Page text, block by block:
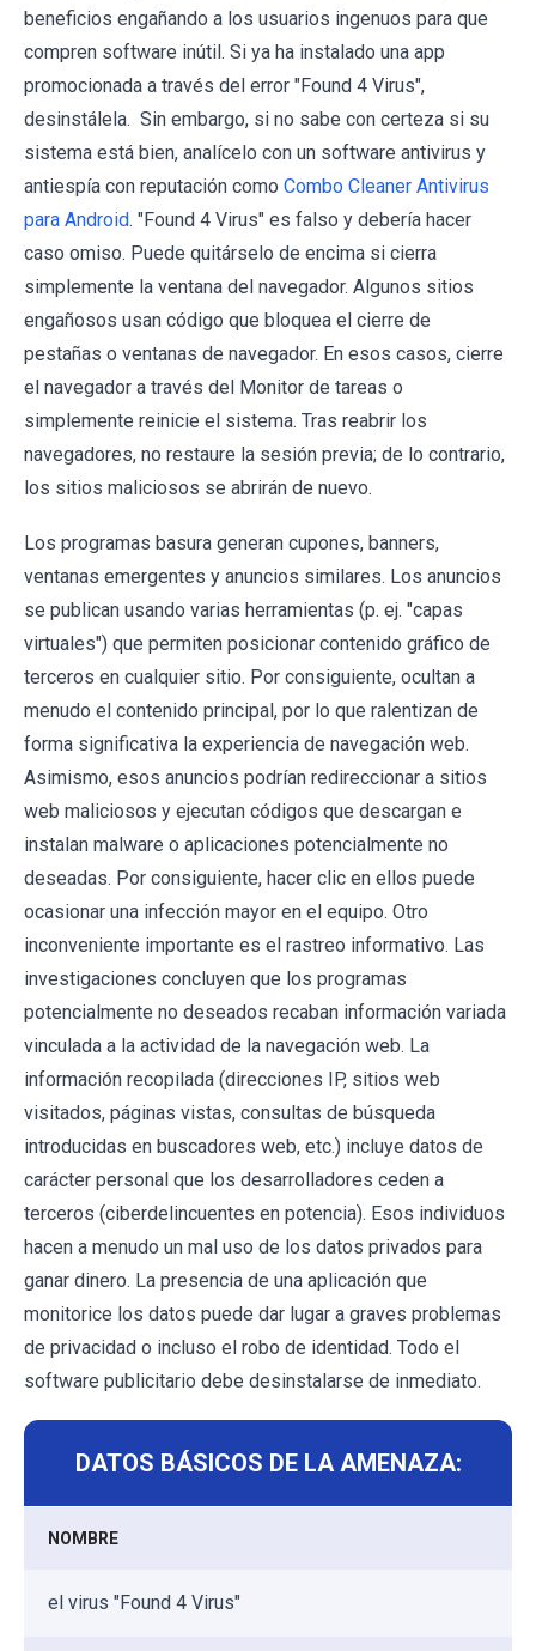
beneficios engañando a los usuarios ingenuos para que
compren software inútil. Si ya ha instalado una app
promocionada a través del error "Found 4 Virus",
desinstálela. Sin embargo, si no sabe con certeza si su
sistema está bien, analícelo con un software antivirus y
antiespía con reputación como Combo Cleaner Antivirus
para Android. "Found 4 Virus" es falso y debería hacer
caso omiso. Puede quitárselo de encima si cierra
simplemente la ventana del navegador. Algunos sitios
engañosos usan código que bloquea el cierre de
pestañas o ventanas de navegador. En esos casos, cierre
el navegador a través del Monitor de tareas o
simplemente reinicie el sistema. Tras reabrir los
navegadores, no restaure la sesión previa; de lo contrario,
los sitios maliciosos se abrirán de nuevo.
Los programas basura generan cupones, banners,
ventanas emergentes y anuncios similares. Los anuncios
se publican usando varias herramientas (p. ej. "capas
virtuales") que permiten posicionar contenido gráfico de
terceros en cualquier sitio. Por consiguiente, ocultan a
menudo el contenido principal, por lo que ralentizan de
forma significativa la experiencia de navegación web.
Asimismo, esos anuncios podrían redireccionar a sitios
web maliciosos y ejecutan códigos que descargan e
instalan malware o aplicaciones potencialmente no
deseadas. Por consiguiente, hacer clic en ellos puede
ocasionar una infección mayor en el equipo. Otro
inconveniente importante es el rastreo informativo. Las
investigaciones concluyen que los programas
potencialmente no deseados recaban información variada
vinculada a la actividad de la navegación web. La
información recopilada (direcciones IP, sitios web
visitados, páginas vistas, consultas de búsqueda
introducidas en buscadores web, etc.) incluye datos de
carácter personal que los desarrolladores ceden a
terceros (ciberdelincuentes en potencia). Esos individuos
hacen a menudo un mal uso de los datos privados para
ganar dinero. La presencia de una aplicación que
monitorice los datos puede dar lugar a graves problemas
de privacidad o incluso el robo de identidad. Todo el
software publicitario debe desinstalarse de inmediato.
DATOS BÁSICOS DE LA AMENAZA:
NOMBRE
el virus "Found 4 Virus"